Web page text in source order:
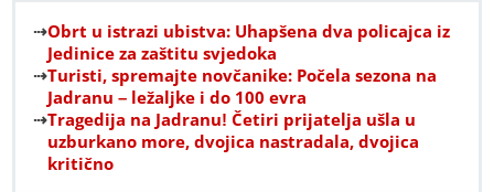
Obrt u istrazi ubistva: Uhapšena dva policajca iz
Jedinice za zaštitu svjedoka
Turisti, spremajte novčanike: Počela sezona na
Jadranu – ležaljke i do 100 evra
Tragedija na Jadranu! Četiri prijatelja ušla u
uzburkano more, dvojica nastradala, dvojica
kritično